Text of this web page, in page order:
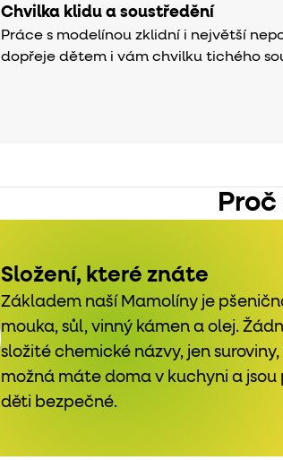
Chvilka klidu a soustředění
Práce s modelínou zklidní i největší
dopřeje dětem i vám chvilku tichého
Složení, které znáte
Základem naší Mamolíny je
mouka, sůl, vinný kámen a olej.
složité chemické názvy, jen
možná máte doma v kuchyni a jsou
děti bezpečné.